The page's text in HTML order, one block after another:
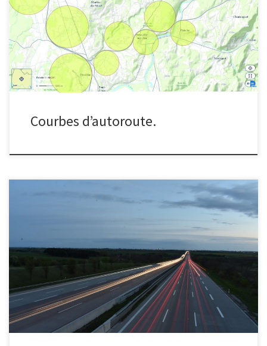
Quel est le rayon de courbure minimal des courbes d’une
autoroute ?
Courbes d’autoroute.
Quelle distance parcourt une 407 coupé lancée à 130 km/h au
point mort et sans freinage sur une autoroute horizontale ?